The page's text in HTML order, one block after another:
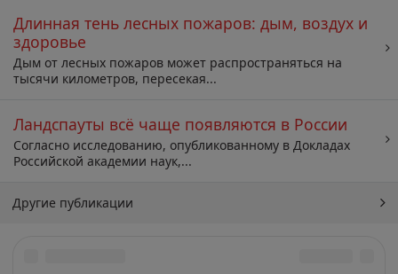
Длинная тень лесных пожаров: дым, воздух и
здоровье
Дым от лесных пожаров может распространяться на
тысячи километров, пересекая...
Ландспауты всё чаще появляются в России
Согласно исследованию, опубликованному в Докладах
Российской академии наук,...
Другие публикации